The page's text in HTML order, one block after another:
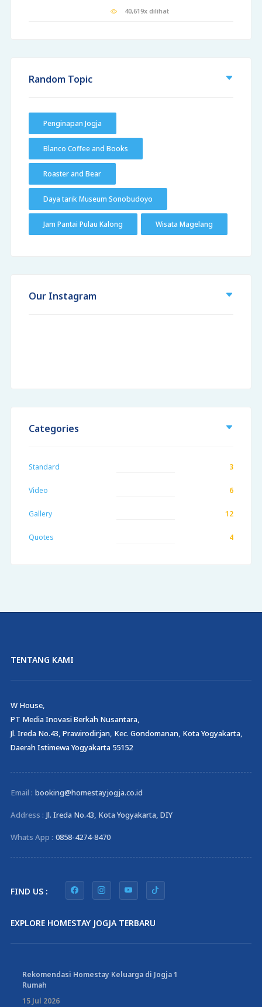
40,619x dilihat
Random Topic
Penginapan Jogja
Blanco Coffee and Books
Roaster and Bear
Daya tarik Museum Sonobudoyo
Jam Pantai Pulau Kalong Wisata Magelang
Our Instagram
Categories
Standard 3
Video 6
Gallery 12
Quotes 4
TENTANG KAMI
W House,
PT Media Inovasi Berkah Nusantara,
Jl. Ireda No.43, Prawirodirjan, Kec. Gondomanan, Kota Yogyakarta,
Daerah Istimewa Yogyakarta 55152
Email : booking@homestayjogja.co.id
Address : Jl. Ireda No.43, Kota Yogyakarta, DIY
Whats App : 0858-4274-8470
FIND US :
EXPLORE HOMESTAY JOGJA TERBARU
Rekomendasi Homestay Keluarga di Jogja 1
Rumah
15 Jul 2026